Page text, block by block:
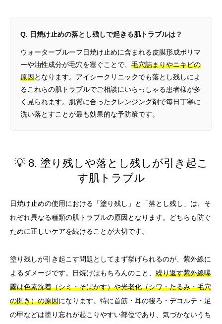
Q. 日焼け止めの落とし残しで起きる肌トラブルは？
ウォータープルーフ日焼け止めに含まれる皮膜形成ポリマ
ーや油性成分が毛穴を塞ぐことで、 毛穴詰まりやニキビの
原因となります。アイシークリニックでも落とし残しによ
るこれらの肌トラブルでご相談にいらっしゃる患者様が多
く見られます。肌質に合ったクレンジング剤で毎日丁寧に
洗い落とすことが最も効果的な予防策です。
💡 8. 塗り残しや落とし残しが引き起こ
す肌トラブル
日焼け止めの使用における「塗り残し」と「落とし残し」は、そ
れぞれ異なる種類の肌トラブルの原因となります。どちらも防ぐ
ために正しいケアを続けることが大切です。
塗り残しが引き起こす問題としてまず挙げられるのが、紫外線に
よるダメージです。日焼けはもちろんのこと、 繰り返す紫外線曝
露は色素沈着（シミ・そばかす）や光老化（シワ・たるみ・毛穴
の開き）の原因になります。特に首筋・耳の後ろ・デコルテ・足
の甲などは塗り忘れが起こりやすい部位であり、気づかないうち